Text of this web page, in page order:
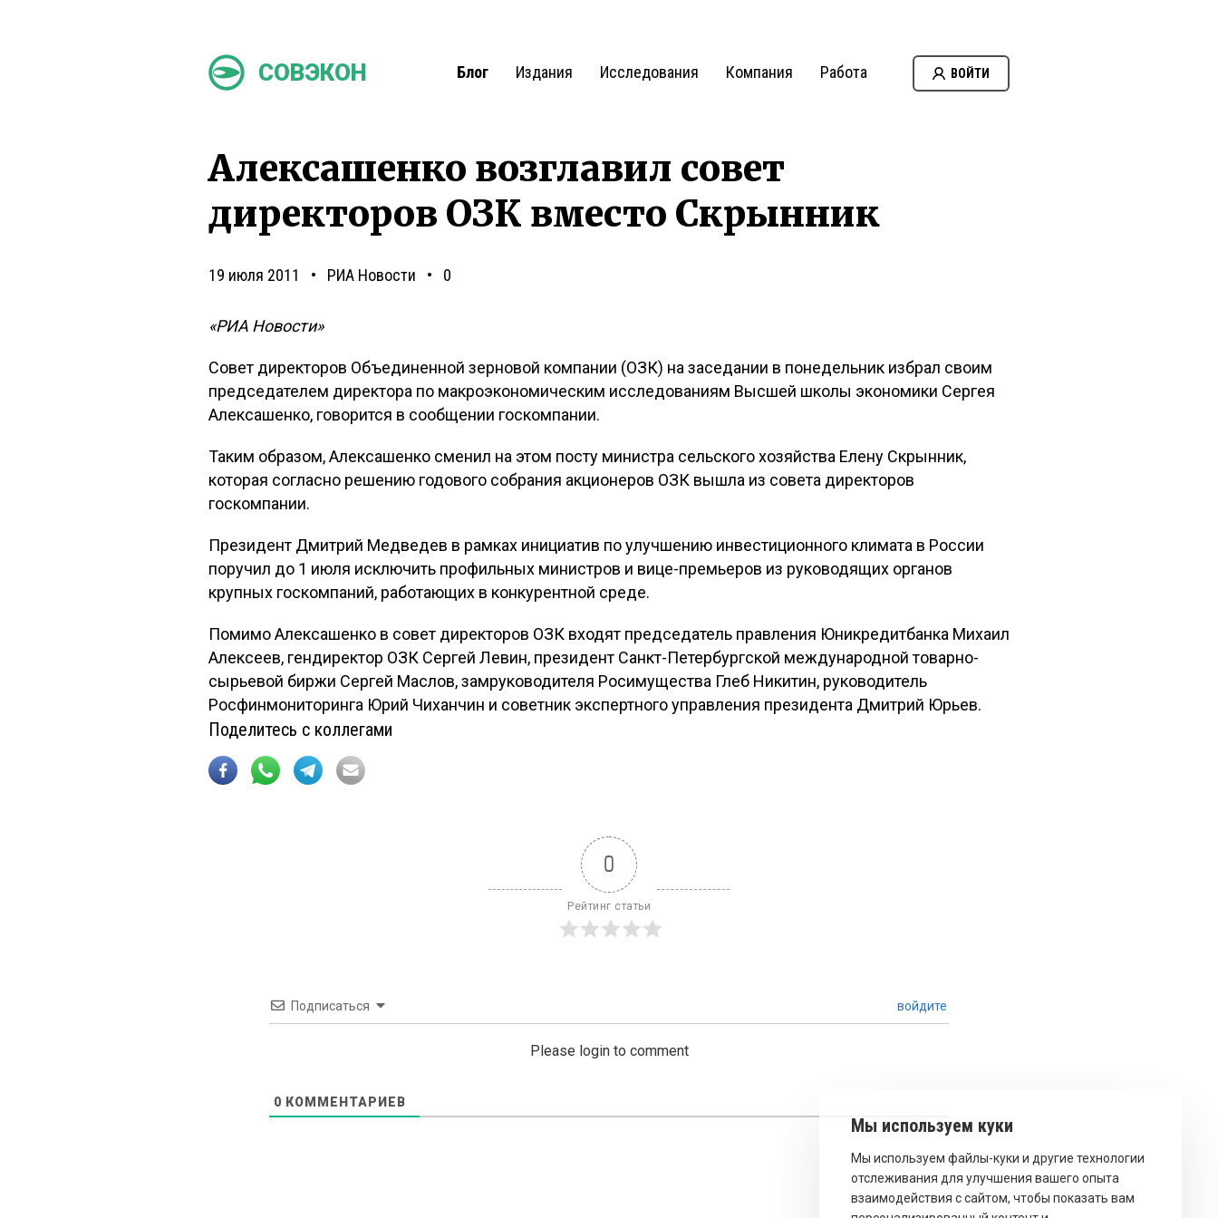
СОВЭКОН Блог Издания Исследования Компания Работа ВОЙТИ
Алексашенко возглавил совет
директоров ОЗК вместо Скрынник
19 июля 2011 РИА Новости 0
«РИА Новости»
Совет директоров Объединенной зерновой компании (ОЗК) на заседании в понедельник избрал своим
председателем директора по макроэкономическим исследованиям Высшей школы экономики Сергея
Алексашенко, говорится в сообщении госкомпании.
Таким образом, Алексашенко сменил на этом посту министра сельского хозяйства Елену Скрынник,
которая согласно решению годового собрания акционеров ОЗК вышла из совета директоров
госкомпании.
Президент Дмитрий Медведев в рамках инициатив по улучшению инвестиционного климата в России
поручил до 1 июля исключить профильных министров и вице-премьеров из руководящих органов
крупных госкомпаний, работающих в конкурентной среде.
Помимо Алексашенко в совет директоров ОЗК входят председатель правления Юникредитбанка Михаил
Алексеев, гендиректор ОЗК Сергей Левин, президент Санкт-Петербургской международной товарно-
сырьевой биржи Сергей Маслов, замруководителя Росимущества Глеб Никитин, руководитель
Росфинмониторинга Юрий Чиханчин и советник экспертного управления президента Дмитрий Юрьев.
Поделитесь с коллегами
0
Рейтинг статьи
Подписаться войдите
Please login to comment
0 КОММЕНТАРИЕВ